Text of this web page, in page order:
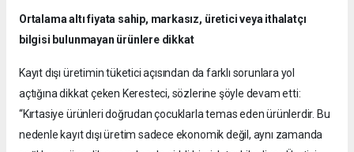
Ortalama altı fiyata sahip, markasız, üretici veya ithalatçı
bilgisi bulunmayan ürünlere dikkat
Kayıt dışı üretimin tüketici açısından da farklı sorunlara yol
açtığına dikkat çeken Keresteci, sözlerine şöyle devam etti:
“Kırtasiye ürünleri doğrudan çocuklarla temas eden ürünlerdir. Bu
nedenle kayıt dışı üretim sadece ekonomik değil, aynı zamanda